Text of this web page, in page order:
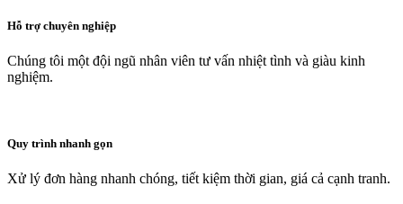
Hỗ trợ chuyên nghiệp
Chúng tôi một đội ngũ nhân viên tư vấn nhiệt tình và giàu kinh
nghiệm.
Quy trình nhanh gọn
Xử lý đơn hàng nhanh chóng, tiết kiệm thời gian, giá cả cạnh tranh.